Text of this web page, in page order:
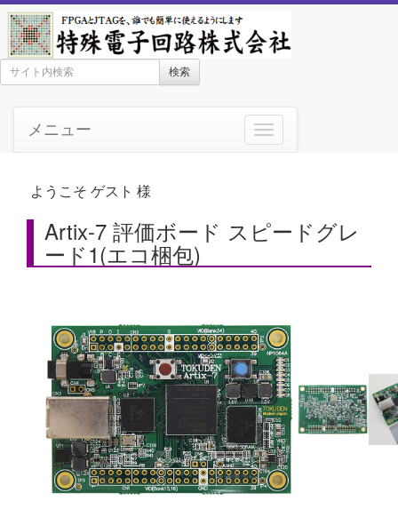
検索
メニュー
ようこそ ゲスト 様
Artix-7 評価ボード スピードグレ
ード1(エコ梱包)